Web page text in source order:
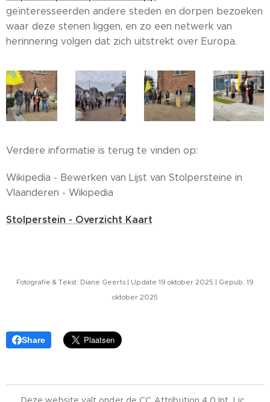
geïnteresseerden andere steden en dorpen bezoeken
waar deze stenen liggen, en zo een netwerk van
herinnering volgen dat zich uitstrekt over Europa.
Verdere informatie is terug te vinden op:
Wikipedia - Bewerken van Lijst van Stolpersteine in
Vlaanderen - Wikipedia
Stolperstein - Overzicht Kaart
Fotografie & Tekst: Diane Geerts | Update 19 oktober 2025 | Gepub. 19
oktober 2025
Share